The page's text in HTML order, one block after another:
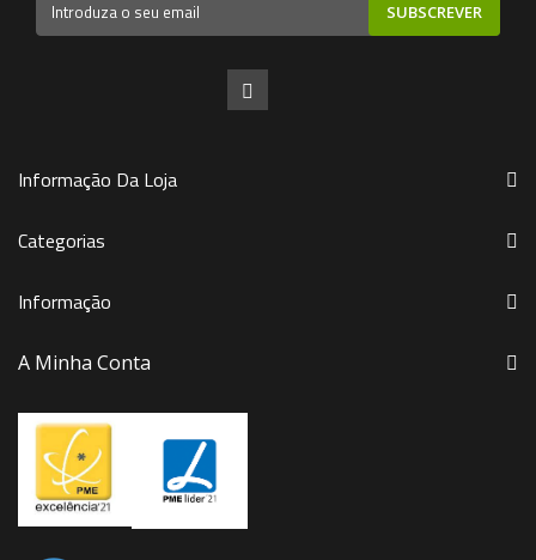
SUBSCREVER
Informação Da Loja
Categorias
Informação
A Minha Conta